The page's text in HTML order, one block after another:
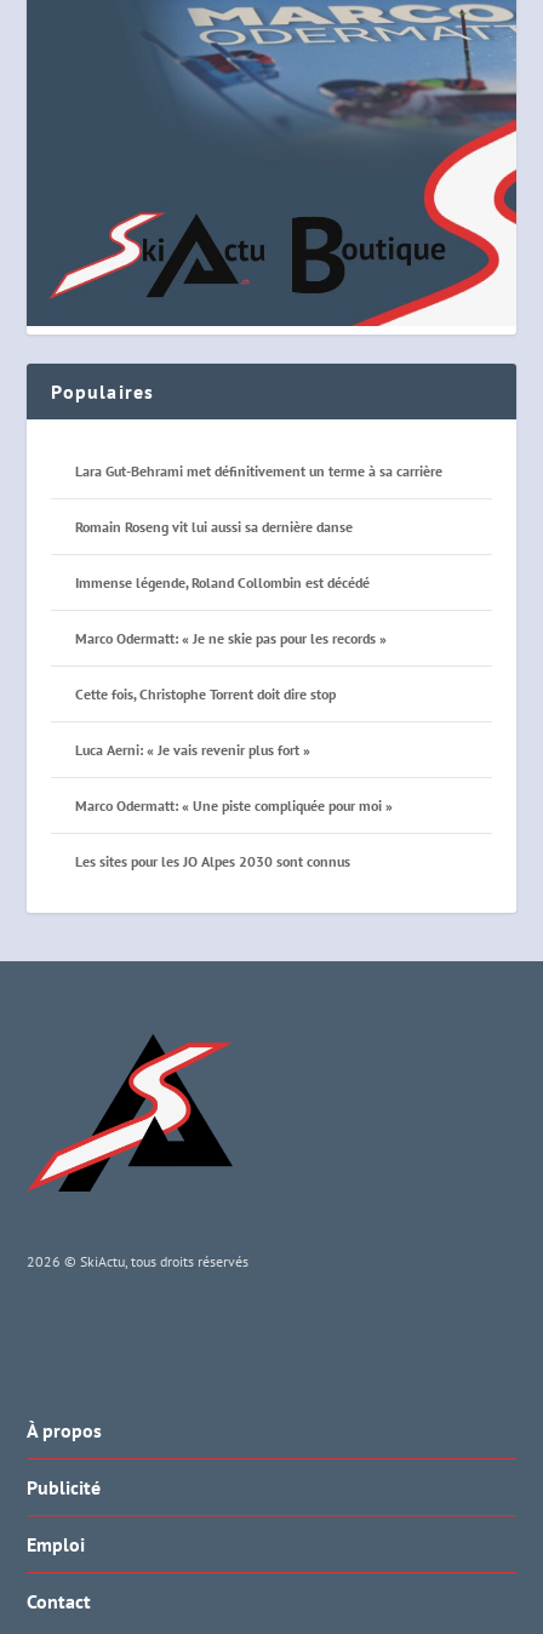
Populaires
Lara Gut-Behrami met définitivement un terme à sa carrière
Romain Roseng vit lui aussi sa dernière danse
Immense légende, Roland Collombin est décédé
Marco Odermatt: « Je ne skie pas pour les records »
Cette fois, Christophe Torrent doit dire stop
Luca Aerni: « Je vais revenir plus fort »
Marco Odermatt: « Une piste compliquée pour moi »
Les sites pour les JO Alpes 2030 sont connus
2026 © SkiActu, tous droits réservés
À propos
Publicité
Emploi
Contact